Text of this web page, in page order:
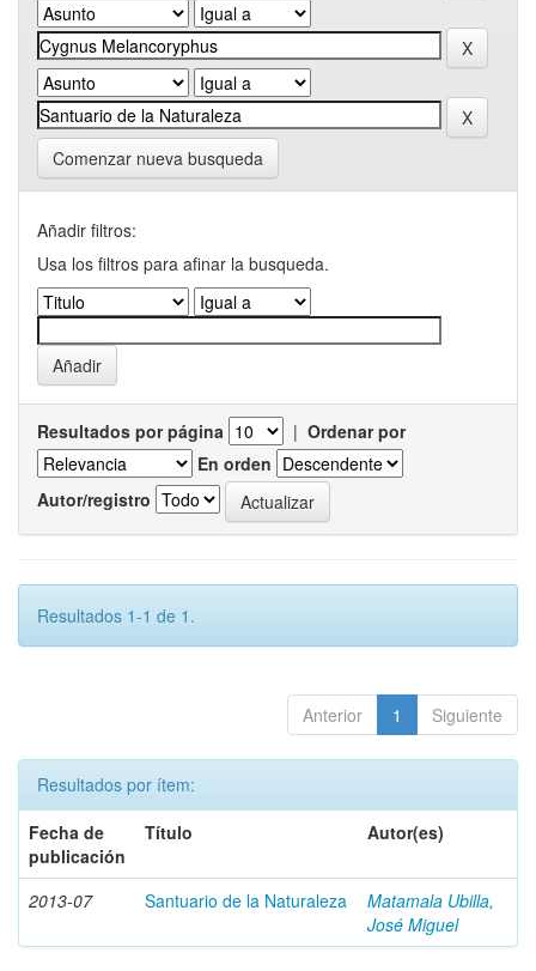
Comenzar nueva busqueda
Añadir filtros:
Usa los filtros para afinar la busqueda.
Resultados por página | Ordenar por
En orden
Autor/registro
Resultados 1-1 de 1.
Anterior 1 Siguiente
Resultados por ítem:
Fecha de
publicación
Título Autor(es)
2013-07 Santuario de la Naturaleza
Matamala Ubilla,
José Miguel